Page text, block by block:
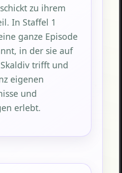
zu ihrem
In Staffel 1
ganze Episode
in der sie auf
trifft und
eigenen
und
erlebt.